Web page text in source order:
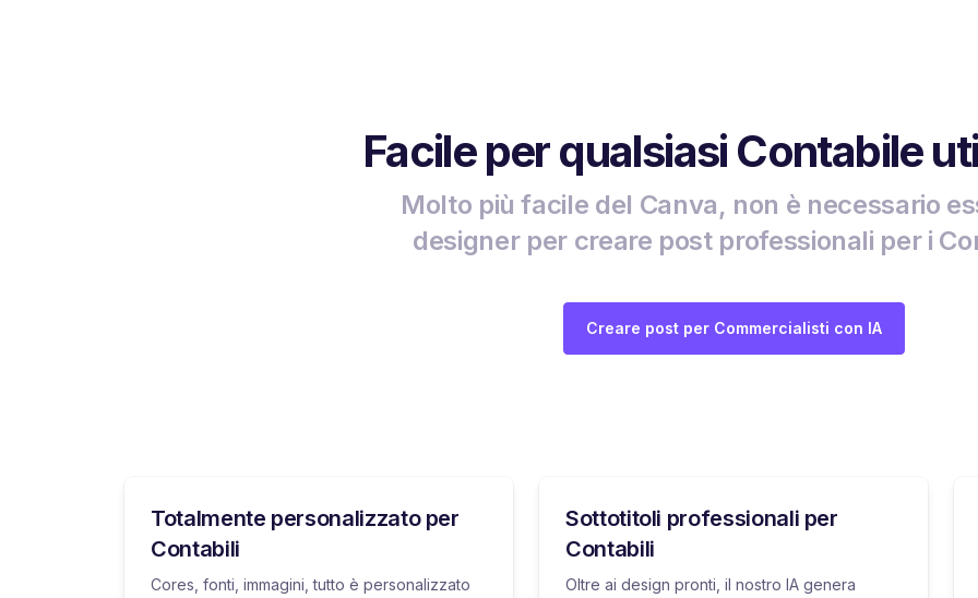
Facile per qualsiasi Contabile
Molto più facile del Canva, non è necessario
designer per creare post professionali per i
Creare post per Commercialisti con IA
Totalmente personalizzato per
Contabili
Cores, fonti, immagini, tutto è personalizzato
Sottotitoli professionali per
Contabili
Oltre ai design pronti, il nostro IA genera